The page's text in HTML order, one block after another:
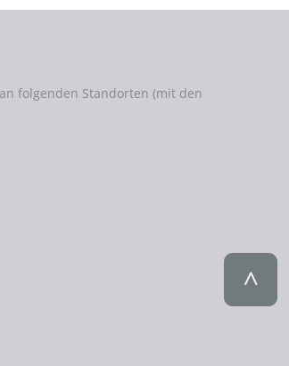
folgenden Standorten (mit den